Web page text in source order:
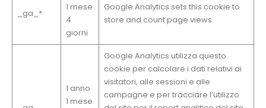
_ga_*
1 mese
4
giorni
Google Analytics sets this cookie to
store and count page views.
1 anno
1 mese
Google Analytics utilizza questo
cookie per calcolare i dati relativi ai
visitatori, alle sessioni e alle
campagne e per tracciare l’utilizzo